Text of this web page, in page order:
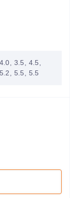
3.5, 4.5,
5.5, 5.5